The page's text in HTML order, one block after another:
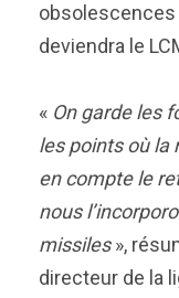
obsolescences
deviendra le
« On garde les
les points où la
en compte le
nous
missiles»,
directeur de la